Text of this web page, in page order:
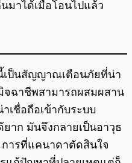
มาได้เมื่อโอนไปแล้ว
เป็นสัญญาณเตือนภัยที่น่า
จฉาชีพสามารถผสมผสาน
าเชื่อถือเข้ากับระบบ
าก มันจึงกลายเป็นอาวุธ
ารที่แคนาดาตัดสินใจ